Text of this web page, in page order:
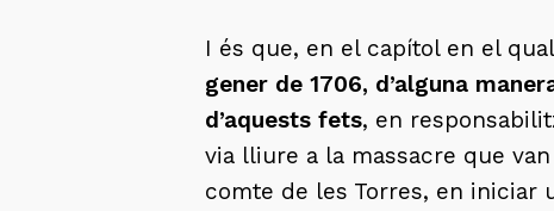
I és que, en el capítol en el qual
gener de 1706, d’alguna
d’aquests fets, en
via lliure a la massacre que
comte de les Torres, en iniciar